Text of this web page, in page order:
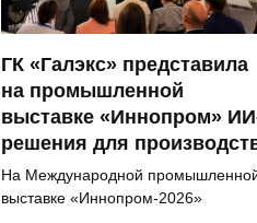
ГК «Галэкс» представила
на промышленной
выставке «Иннопром»
решения для
На Международной
выставке «Иннопром-2026»